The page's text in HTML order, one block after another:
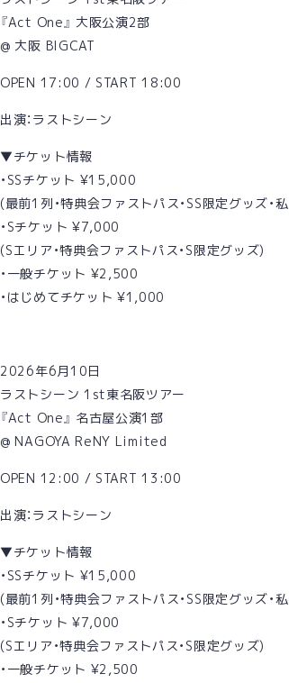
『Act One』 大阪公演2部
@ 大阪 BIGCAT
OPEN 17:00 / START 18:00
出演：ラストシーン
▼チケット情報
・SSチケット ¥15,000
(最前1列・特典会ファストパス・SS限定グッズ・
・Sチケット ¥7,000
(Sエリア・特典会ファストパス・S限定グッズ)
・一般チケット ¥2,500
・はじめてチケット ¥1,000
2026年6月10日
ラストシーン 1st東名阪ツアー
『Act One』 名古屋公演1部
@ NAGOYA ReNY Limited
OPEN 12:00 / START 13:00
出演：ラストシーン
▼チケット情報
・SSチケット ¥15,000
(最前1列・特典会ファストパス・SS限定グッズ・
・Sチケット ¥7,000
(Sエリア・特典会ファストパス・S限定グッズ)
・一般チケット ¥2,500